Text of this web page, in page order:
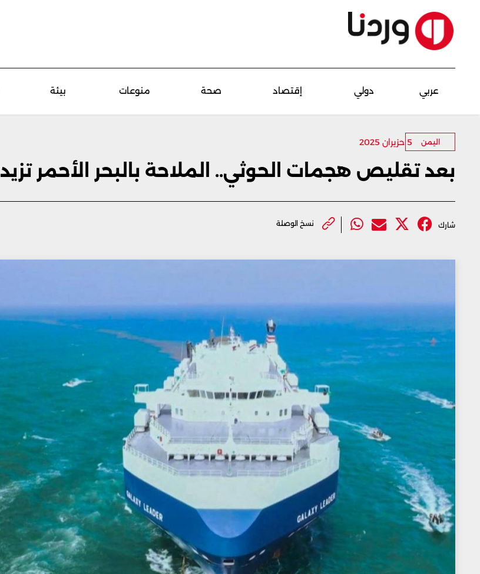
عربي دولي إقتصاد صحة منوعات بيئة
اليمن 5 حزيران 2025
بعد تقليص هجمات الحوثي.. الملاحة بالبحر الأحمر تزيد 60%
شارك نسخ الوصلة